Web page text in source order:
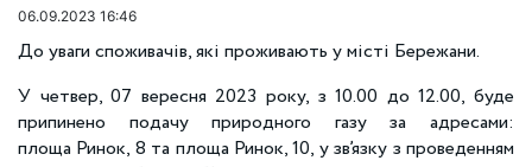
06.09.2023 16:46
До уваги споживачів, які проживають у місті Бережани.
У четвер, 07 вересня 2023 року, з 10.00 до 12.00, буде
припинено подачу природного газу за адресами:
площа Ринок, 8 та площа Ринок, 10, у зв’язку з проведенням